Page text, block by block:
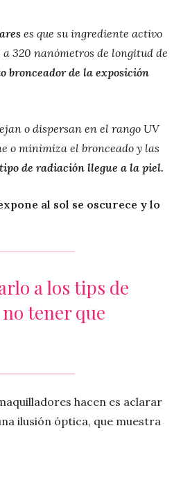
es que su ingrediente activo
320 nanómetros de longitud de
de la exposición
o dispersan en el rango UV
o minimiza el bronceado y las
de radiación llegue a la piel.
al sol se oscurece y lo
a los tips de
tener que
hacen es aclarar
ilusión óptica, que muestra